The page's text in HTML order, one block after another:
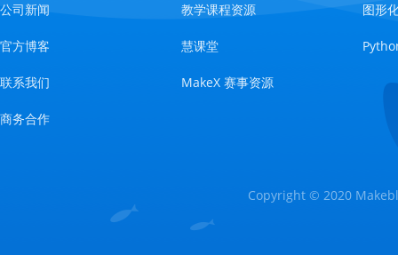
公司新闻
官方博客
联系我们
商务合作
教学课程资源
慧课堂
MakeX 赛事资源
图形
Copyright © 2020